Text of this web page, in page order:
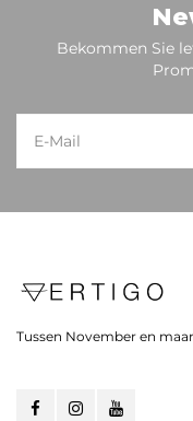
Bekommen Sie
Tussen November en